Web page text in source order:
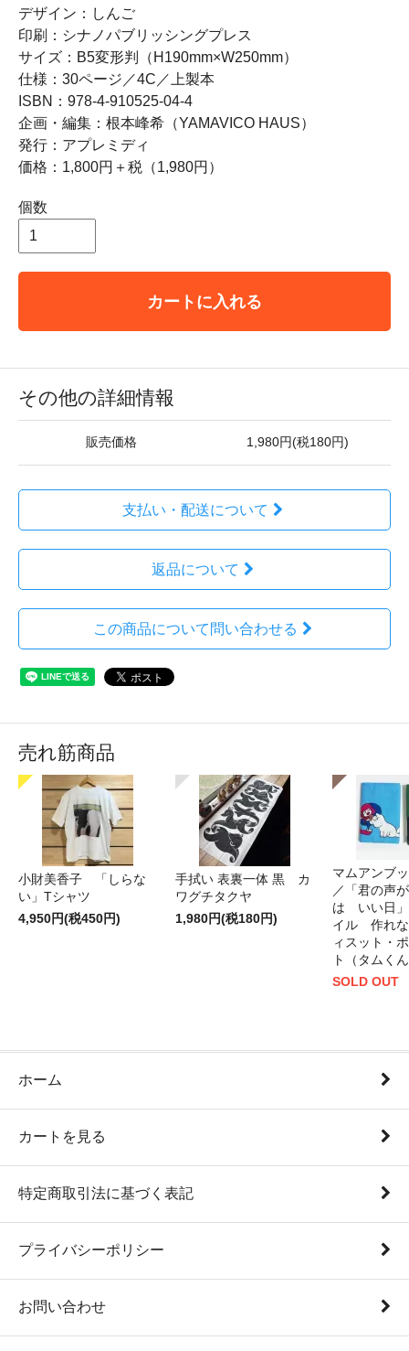
デザイン：しんご
印刷：シナノパブリッシングプレス
サイズ：B5変形判（H190mm×W250mm）
仕様：30ページ／4C／上製本
ISBN：978-4-910525-04-4
企画・編集：根本峰希（YAMAVICO HAUS）
発行：アプレミディ
価格：1,800円＋税（1,980円）
個数
カートに入れる
その他の詳細情報
販売価格 1,980円(税180円)
支払い・配送について
返品について
この商品について問い合わせる
売れ筋商品
小財美香子 「しらな
い」Tシャツ
4,950円(税450円)
手拭い 表裏一体 黒 カ
ワグチタクヤ
1,980円(税180円)
マムアンブ
／「君の声
は いい日」
イル 作れ
ィスット・
ト（タムく
SOLD OUT
ホーム
カートを見る
特定商取引法に基づく表記
プライバシーポリシー
お問い合わせ